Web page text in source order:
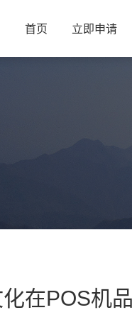
首页 立即申请
在POS机